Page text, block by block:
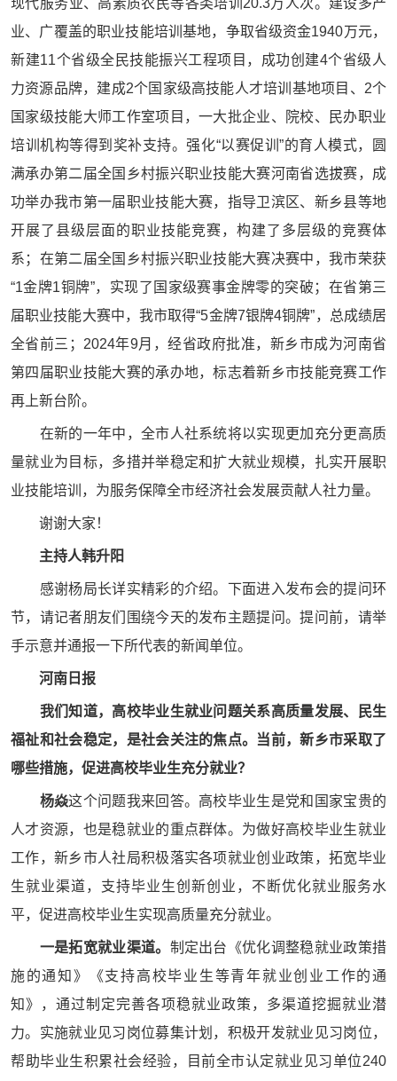
现代服务业、高素质农民等各类培训20.3万人次。建设多产
业、广覆盖的职业技能培训基地，争取省级资金1940万元，
新建11个省级全民技能振兴工程项目，成功创建4个省级人
力资源品牌，建成2个国家级高技能人才培训基地项目、2个
国家级技能大师工作室项目，一大批企业、院校、民办职业
培训机构等得到奖补支持。强化“以赛促训”的育人模式，圆
满承办第二届全国乡村振兴职业技能大赛河南省选拔赛，成
功举办我市第一届职业技能大赛，指导卫滨区、新乡县等地
开展了县级层面的职业技能竞赛，构建了多层级的竞赛体
系；在第二届全国乡村振兴职业技能大赛决赛中，我市荣获
“1金牌1铜牌”，实现了国家级赛事金牌零的突破；在省第三
届职业技能大赛中，我市取得“5金牌7银牌4铜牌”，总成绩居
全省前三；2024年9月，经省政府批准，新乡市成为河南省
第四届职业技能大赛的承办地，标志着新乡市技能竞赛工作
再上新台阶。
在新的一年中，全市人社系统将以实现更加充分更高质
量就业为目标，多措并举稳定和扩大就业规模，扎实开展职
业技能培训，为服务保障全市经济社会发展贡献人社力量。
谢谢大家！
主持人韩升阳
感谢杨局长详实精彩的介绍。下面进入发布会的提问环
节，请记者朋友们围绕今天的发布主题提问。提问前，请举
手示意并通报一下所代表的新闻单位。
河南日报
我们知道，高校毕业生就业问题关系高质量发展、民生
福祉和社会稳定，是社会关注的焦点。当前，新乡市采取了
哪些措施，促进高校毕业生充分就业？
杨焱这个问题我来回答。高校毕业生是党和国家宝贵的
人才资源，也是稳就业的重点群体。为做好高校毕业生就业
工作，新乡市人社局积极落实各项就业创业政策，拓宽毕业
生就业渠道，支持毕业生创新创业，不断优化就业服务水
平，促进高校毕业生实现高质量充分就业。
一是拓宽就业渠道。 制定出台《优化调整稳就业政策措
施的通知》《支持高校毕业生等青年就业创业工作的通
知》，通过制定完善各项稳就业政策，多渠道挖掘就业潜
力。实施就业见习岗位募集计划，积极开发就业见习岗位，
帮助毕业生积累社会经验，目前全市认定就业见习单位240